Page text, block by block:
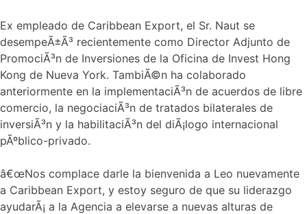
Ex empleado de Caribbean Export, el Sr. Naut se
desempeÃ±Ã³ recientemente como Director Adjunto de
PromociÃ³n de Inversiones de la Oficina de Invest Hong
Kong de Nueva York. TambiÃ©n ha colaborado
anteriormente en la implementaciÃ³n de acuerdos de libre
comercio, la negociaciÃ³n de tratados bilaterales de
inversiÃ³n y la habilitaciÃ³n del diÃ¡logo internacional
pÃºblico-privado.
â€œNos complace darle la bienvenida a Leo nuevamente
a Caribbean Export, y estoy seguro de que su liderazgo
ayudarÃ¡ a la Agencia a elevarse a nuevas alturas de